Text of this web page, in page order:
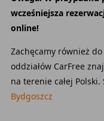
wcześniejsza
online!
Zachęcamy również
oddziałów CarFree
na terenie całej Polski.
Bydgoszcz